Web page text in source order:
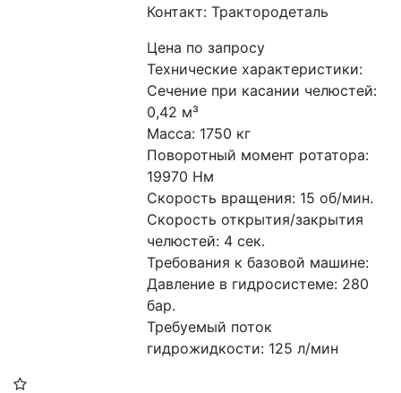
Контакт: Трактородеталь
Цена по запросу
Технические характеристики:
Сечение при касании челюстей:
0,42 м³
Масса: 1750 кг
Поворотный момент ротатора:
19970 Нм
Скорость вращения: 15 об/мин.
Скорость открытия/закрытия
челюстей: 4 сек.
Требования к базовой машине:
Давление в гидросистеме: 280
бар.
Требуемый поток
гидрожидкости: 125 л/мин